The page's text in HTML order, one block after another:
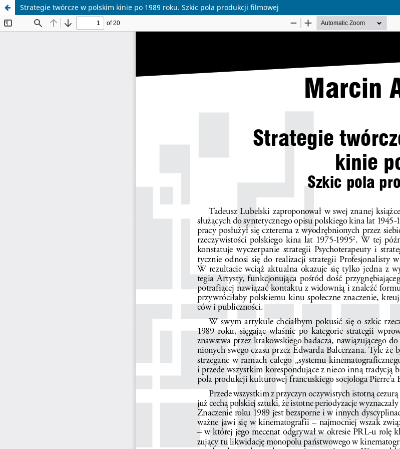
Strategie twórcze w polskim kinie po 1989 roku. Szkic pola produkcji filmowej